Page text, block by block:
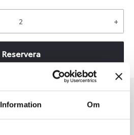
Information Om
+
Reservera
Däckstorlek
265/50 R 19 110T